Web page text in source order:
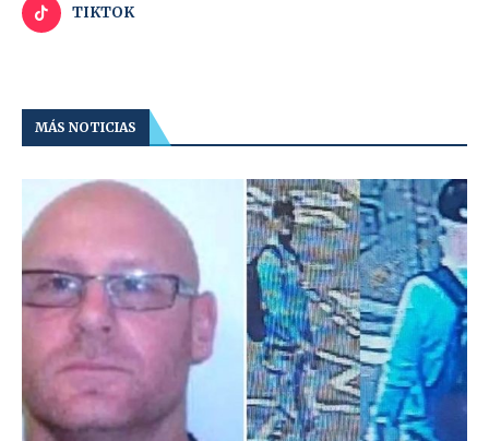
TIKTOK
MÁS NOTICIAS